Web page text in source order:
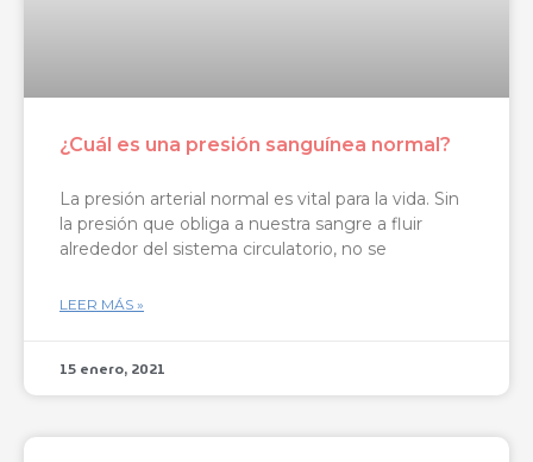
¿Cuál es una presión sanguínea normal?
La presión arterial normal es vital para la vida. Sin
la presión que obliga a nuestra sangre a fluir
alrededor del sistema circulatorio, no se
LEER MÁS »
15 enero, 2021